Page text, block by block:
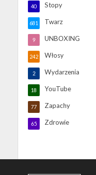
Stopy
40
Twarz
681
UNBOXING
9
Włosy
242
Wydarzenia
2
YouTube
18
Zapachy
77
Zdrowie
65